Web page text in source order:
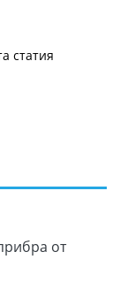
статия
от